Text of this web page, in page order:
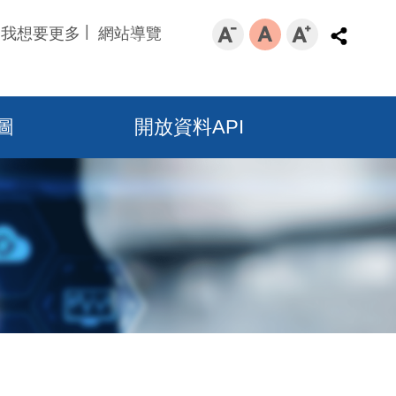
我想要更多 網站導覽
開放資料API